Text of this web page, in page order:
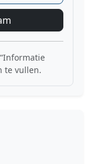
te vullen.